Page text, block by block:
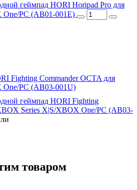
геймпад HORI Horipad Pro для
PC (AB01-001E)
Fighting Commander OCTA для
PC (AB03-001U)
геймпад HORI Fighting
Series X|S/XBOX One/PC (AB03-
товаром